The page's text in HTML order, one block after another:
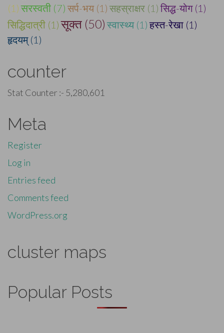
(1) सरस्वती (7) सर्प-भय (1) सहस्राक्षर (1) सिद्ध-योग (1)
सिद्धिदात्री (1) सूक्त (50) स्वास्थ्य (1) हस्त-रेखा (1)
हृदयम् (1)
counter
Stat Counter :- 5,280,601
Meta
Register
Log in
Entries feed
Comments feed
WordPress.org
cluster maps
Popular Posts